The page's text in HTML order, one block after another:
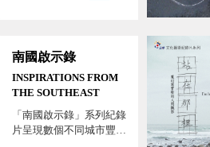
南國啟示錄
INSPIRATIONS FROM
THE SOUTHEAST
「南國啟示錄」系列紀錄
片呈現數個不同城市豐富